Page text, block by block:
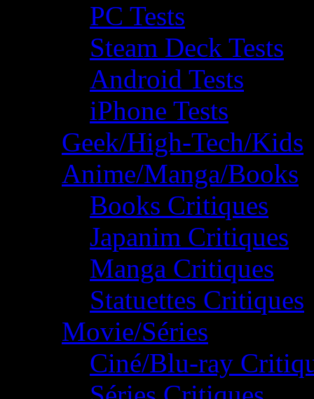
PC Tests
Steam Deck Tests
Android Tests
iPhone Tests
Geek/High-Tech/Kids
Anime/Manga/Books
Books Critiques
Japanim Critiques
Manga Critiques
Statuettes Critiques
Movie/Séries
Ciné/Blu-ray